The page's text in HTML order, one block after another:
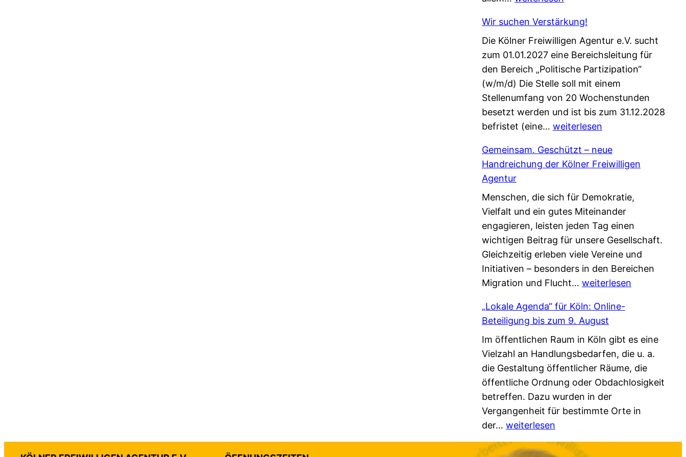
r
d
e
k
n
e
P
a
t
e
n
s
h
a
f
t
,
d
i
e
d
a
L
e
b
e
n
v
e
r
ä
n
d
Wir suchen Verstärkung!
Die Kölner Freiwilligen Agentur e.V. sucht
zum 01.01.2027 eine Bereichsleitung für
den Bereich „Politische Partizipation“
(w/m/d) Die Stelle soll mit einem
Stellenumfang von 20 Wochenstunden
besetzt werden und ist bis zum 31.12.2028
befristet (eine… W
r
s
c
h
e
n
V
e
r
t
ä
r
k
u
n
g
!
weiterlesen
Gemeinsam. Geschützt – neue
Handreichung der Kölner Freiwilligen
Agentur
Menschen, die sich für Demokratie,
Vielfalt und ein gutes Miteinander
engagieren, leisten jeden Tag einen
wichtigen Beitrag für unsere Gesellschaft.
Gleichzeitig erleben viele Vereine und
Initiativen – besonders in den Bereichen
Migration und Flucht… G
m
e
i
n
s
a
m
.
e
s
weiterlesen
„Lokale Agenda“ für Köln: Online-
Beteiligung bis zum 9. August
Im öffentlichen Raum in Köln gibt es eine
Vielzahl an Handlungsbedarfen, die u. a.
die Gestaltung öffentlicher Räume, die
öffentliche Ordnung oder Obdachlosigkeit
betreffen. Dazu wurden in der
Vergangenheit für bestimmte Orte in
der… „
o
weiterlesen